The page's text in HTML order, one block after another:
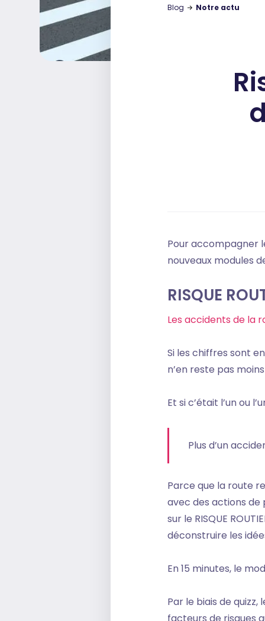
Blog Notre actu
Pour accompagner
nouveaux modules
RISQUE
Les accidents de la
Si les chiffres sont
n’en reste pas
Et si c’était l’un ou
Plus d’un
Parce que la route
avec des actions de
sur le RISQUE
déconstruire les
En 15 minutes, le
Par le biais de